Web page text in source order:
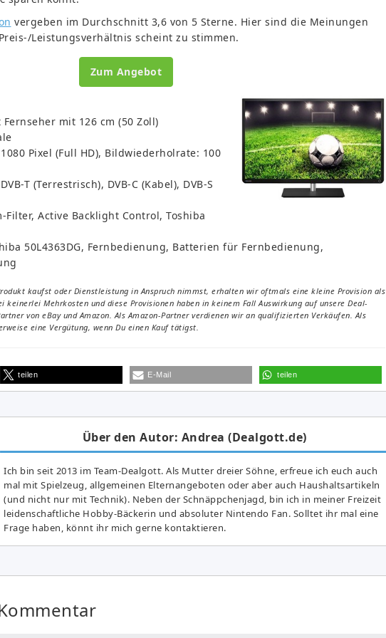
vergeben im Durchschnitt 3,6 von 5 Sterne. Hier sind die Meinungen
Leistungsverhältnis scheint zu stimmen.
Zum Angebot
Fernseher mit 126 cm (50 Zoll)
Pixel (Full HD), Bildwiederholrate: 100
T (Terrestrisch), DVB-C (Kabel), DVB-S
Filter, Active Backlight Control, Toshiba
50L4363DG, Fernbedienung, Batterien für Fernbedienung,
kaufst oder Dienstleistung in Anspruch nimmst, erhalten wir oftmals eine kleine Provision als
keinerlei Mehrkosten und diese Provisionen haben in keinem Fall Auswirkung auf unsere Deal-
von eBay und Amazon. Als Amazon-Partner verdienen wir an qualifizierten Verkäufen. Als
eine Vergütung, wenn Du einen Kauf tätigst.
teilen E-Mail teilen
Über den Autor: Andrea (Dealgott.de)
Ich bin seit 2013 im Team-Dealgott. Als Mutter dreier Söhne, erfreue ich euch auch
mal mit Spielzeug, allgemeinen Elternangeboten oder aber auch Haushaltsartikeln
(und nicht nur mit Technik). Neben der Schnäppchenjagd, bin ich in meiner Freizeit
leidenschaftliche Hobby-Bäckerin und absoluter Nintendo Fan. Solltet ihr mal eine
Frage haben, könnt ihr mich gerne kontaktieren.